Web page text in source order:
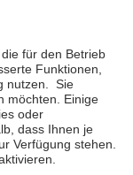
sich durch
längere Phase
einschränken.
wie die